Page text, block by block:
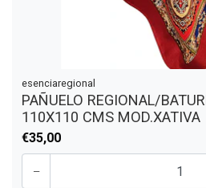
esenciaregional
PAÑUELO REGIONAL/
110X110 CMS MOD.XATIVA
€35,00
-